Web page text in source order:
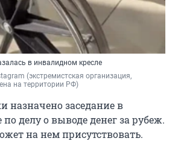
в инвалидном кресле
(экстремистская организация,
на территории РФ)
назначено заседание в
делу о выводе денег за рубеж.
на нем присутствовать.